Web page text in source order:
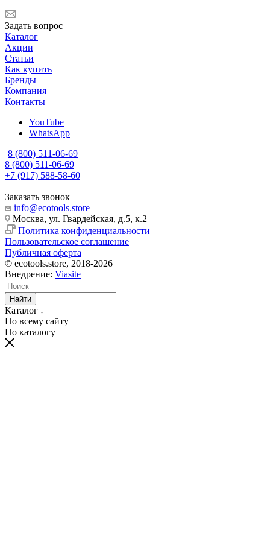
Задать вопрос
Каталог
Акции
Статьи
Как купить
Бренды
Компания
Контакты
YouTube
WhatsApp
8 (800) 511-06-69
8 (800) 511-06-69
+7 (917) 588-58-60
Заказать звонок
info@ecotools.store
Москва, ул. Гвардейская, д.5, к.2
Политика конфиденциальности
Пользовательское соглашение
Публичная оферта
© ecotools.store, 2018-2026
Внедрение: Viasite
Найти
Каталог
По всему сайту
По каталогу